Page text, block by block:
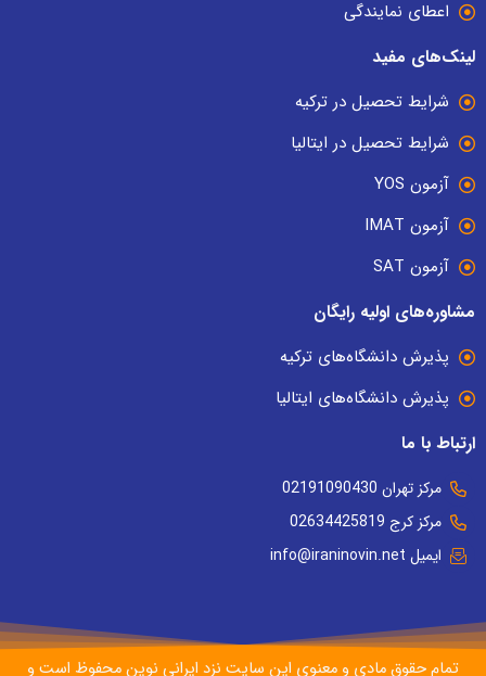
اعطای نمایندگی
لینک‌های مفید
شرایط تحصیل در ترکیه
شرایط تحصیل در ایتالیا
آزمون YOS
آزمون IMAT
آزمون SAT
مشاوره‌های اولیه رایگان
پذیرش دانشگاه‌های ترکیه
پذیرش دانشگاه‌های ایتالیا
ارتباط با ما
مرکز تهران 02191090430
مرکز کرج 02634425819
ایمیل info@iraninovin.net
تمام حقوق مادی و معنوی این سایت نزد ایرانی نوین محفوظ است و